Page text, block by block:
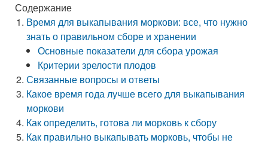
Содержание
Время для выкапывания моркови: все, что нужно
знать о правильном сборе и хранении
Основные показатели для сбора урожая
Критерии зрелости плодов
Связанные вопросы и ответы
Какое время года лучше всего для выкапывания
моркови
Как определить, готова ли морковь к сбору
Как правильно выкапывать морковь, чтобы не